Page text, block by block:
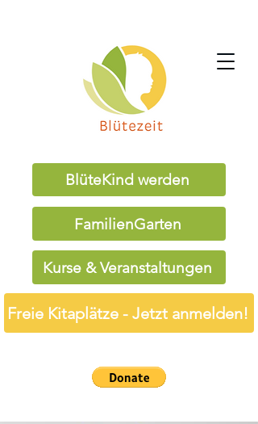
BlüteKind werden
FamilienGarten
Kurse & Veranstaltungen
Freie Kitaplätze - Jetzt anmelden!